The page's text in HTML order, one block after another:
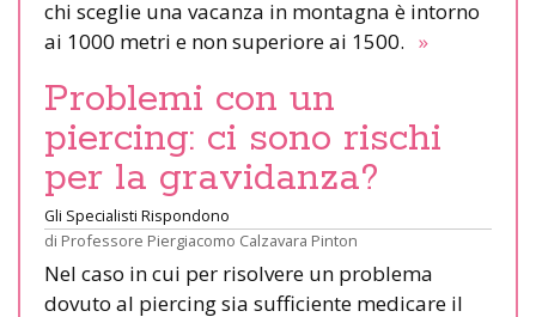
chi sceglie una vacanza in montagna è intorno
ai 1000 metri e non superiore ai 1500. »
Problemi con un
piercing: ci sono rischi
per la gravidanza?
Gli Specialisti Rispondono
di Professore Piergiacomo Calzavara Pinton
Nel caso in cui per risolvere un problema
dovuto al piercing sia sufficiente medicare il